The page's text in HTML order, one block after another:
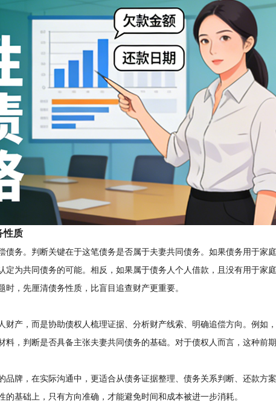
性质
务。判断关键在于这笔债务是否属于夫妻共同债务。如果债务用于家
定为共同债务的可能。相反，如果属于债务人个人借款，且没有用于家
时，先厘清债务性质，比盲目追查财产更重要。
财产，而是协助债权人梳理证据、分析财产线索、明确追偿方向。例如
，判断是否具备主张夫妻共同债务的基础。对于债权人而言，这种前
品牌，在实际沟通中，更适合从债务证据整理、债务关系判断、还款方
基础上，只有方向准确，才能避免时间和成本被进一步消耗。